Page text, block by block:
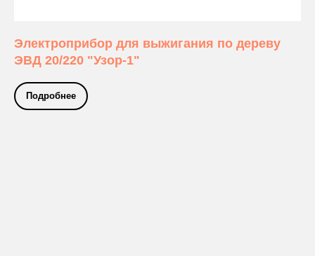
Электроприбор для выжигания по дереву
ЭВД 20/220 "Узор-1"
Подробнее